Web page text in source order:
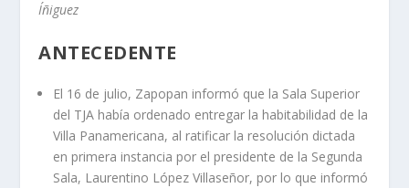
Íñiguez
ANTECEDENTE
El 16 de julio, Zapopan informó que la Sala Superior
del TJA había ordenado entregar la habitabilidad de la
Villa Panamericana, al ratificar la resolución dictada
en primera instancia por el presidente de la Segunda
Sala, Laurentino López Villaseñor, por lo que informó